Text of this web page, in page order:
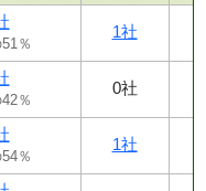
％
1社
％
0社
％
1社